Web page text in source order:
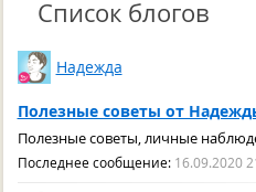
Список блогов
Надежда
Полезные советы от
Полезные советы, личные
Последнее сообщение: 16.09.2020